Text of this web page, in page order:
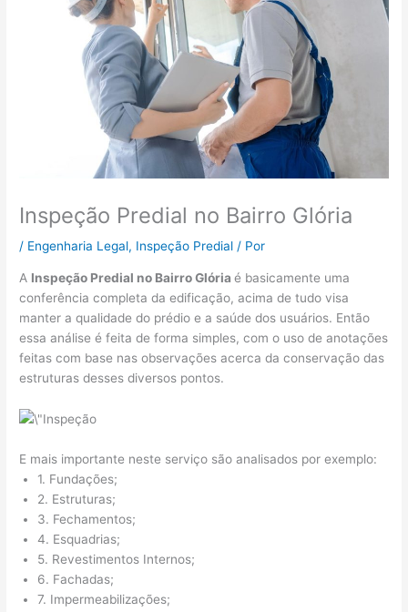
Inspeção Predial no Bairro Glória
/ Engenharia Legal, Inspeção Predial / Por
A Inspeção Predial no Bairro Glóriaé basicamente uma
conferência completa da edificação, acima de tudo visa
manter a qualidade do prédio e a saúde dos usuários. Então
essa análise é feita de forma simples, com o uso de anotações
feitas com base nas observações acerca da conservação das
estruturas desses diversos pontos.
E mais importante neste serviço são analisados por exemplo:
1. Fundações;
2. Estruturas;
3. Fechamentos;
4. Esquadrias;
5. Revestimentos Internos;
6. Fachadas;
7. Impermeabilizações;